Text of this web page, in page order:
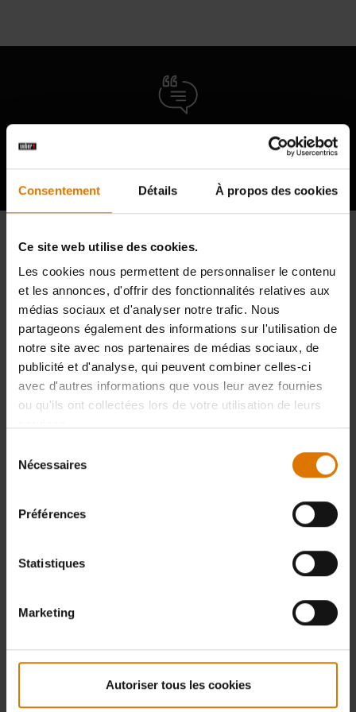
Consentement Détails À propos des cookies
Ce site web utilise des cookies.
Les cookies nous permettent de personnaliser le contenu
et les annonces, d'offrir des fonctionnalités relatives aux
médias sociaux et d'analyser notre trafic. Nous
partageons également des informations sur l'utilisation de
notre site avec nos partenaires de médias sociaux, de
publicité et d'analyse, qui peuvent combiner celles-ci
avec d'autres informations que vous leur avez fournies
ou qu'ils ont collectées lors de votre utilisation de leurs
Nécessaires
Préférences
Statistiques
Marketing
Autoriser tous les cookies
Témoignages d'autres amateurs de